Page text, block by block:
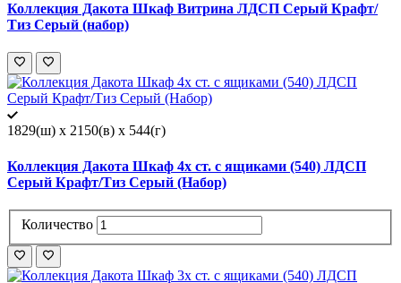
Коллекция Дакота Шкаф Витрина ЛДСП Серый Крафт/
Тиз Серый (набор)
1829(ш) x 2150(в) x 544(г)
Коллекция Дакота Шкаф 4х ст. с ящиками (540) ЛДСП
Серый Крафт/Тиз Серый (Набор)
Количество